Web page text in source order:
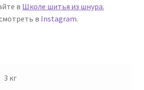
в Школе шитья из шнура.
в Instagram.
3 кг